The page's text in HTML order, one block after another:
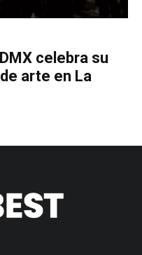
celebra su
arte en La